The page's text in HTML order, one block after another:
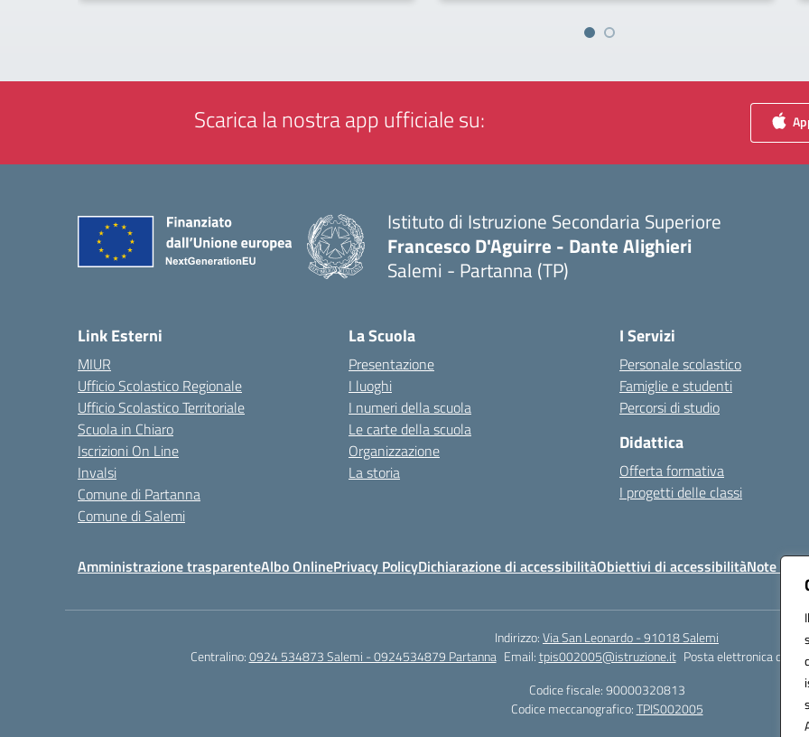
Scarica la nostra app ufficiale su:
Istituto di Istruzione Secondaria Superiore
Francesco D'Aguirre - Dante Alighieri
Salemi - Partanna (TP)
Link Esterni
MIUR
Ufficio Scolastico Regionale
Ufficio Scolastico Territoriale
Scuola in Chiaro
Iscrizioni On Line
Invalsi
Comune di Partanna
Comune di Salemi
La Scuola
Presentazione
I luoghi
I numeri della scuola
Le carte della scuola
Organizzazione
La storia
I Servizi
Personale scolastico
Famiglie e studenti
Percorsi di studio
Didattica
Offerta formativa
I progetti delle classi
Amministrazione trasparenteAlbo OnlinePrivacy PolicyDichiarazione di accessibilitàObiettivi di accessibilitàNote legali
Indirizzo:Via San Leonardo - 91018 Salemi
Centralino:0924 534873 Salemi - 0924534879 Partanna Email:tpis002005@istruzione.it Posta elettronica
Codice fiscale: 90000320813
Codice meccanografico:TPIS002005